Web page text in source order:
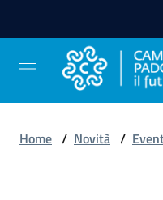
Home / Novità /